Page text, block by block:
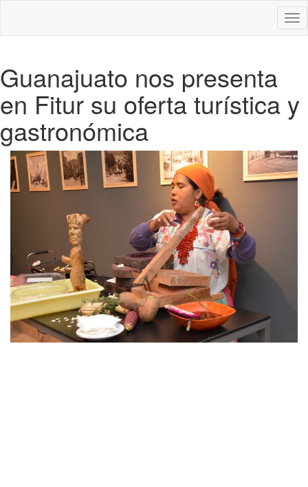
Guanajuato nos presenta
en Fitur su oferta turística y
gastronómica